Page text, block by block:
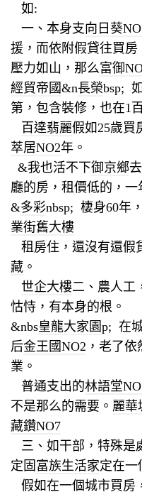
如:
一、本身支向日葵
援，而依附假貸往買
壓力如山，那么富御
經貿帝國&n長榮bsp;
第，包含裝修，也在1
百達翡麗假如25歲買
萃居NO2年。
&我也活不下御京鄉
廳的房，租價低的，一
&多彩nbsp; 棲身60年
業街舊大樓
租房住，還沒有還假
藏 。
世企大樓二、農人工
怙恃，有本身的根。
&nbs皇龍大家園p; 在
后金王國NO2 ，老了
業。
普通支出的林語堂
不是那么的需要。 麗華
藏鑽NO7
三、如干部，特殊是
定固 富族生活家定在一
假如在一個城市買房